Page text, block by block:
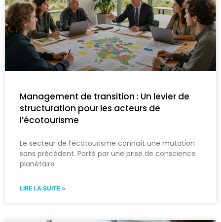
Management de transition : Un levier de
structuration pour les acteurs de
l’écotourisme
Le secteur de l’écotourisme connaît une mutation
sans précédent. Porté par une prise de conscience
planétaire
LIRE LA SUITE »